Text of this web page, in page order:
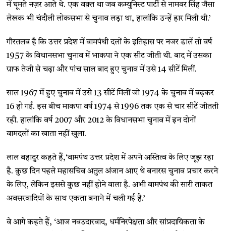
में घूमते नज़र आते थे. एक वक़्त था जब कम्युनिस्ट पार्टी से नामवर सिंह जैसा
लेखक भी चंदौली लोकसभा से चुनाव लड़ा था, हालांकि उन्हें हार मिली थी.’
गौरतलब है कि उत्तर प्रदेश में वामपंथी दलों के इतिहास पर नजर डालें तो वर्ष
1957 के विधानसभा चुनाव में भाकपा ने एक सीट जीती थी. बाद में उसका
ग्राफ तेजी से चढ़ा और पांच साल बाद हुए चुनाव में उसे 14 सीटें मिलीं.
साल 1967 में हुए चुनाव में उसे 13 सीटें मिलीं जो 1974 के चुनाव में बढ़कर
16 हो गईं. इस बीच माकपा वर्ष 1974 से 1996 तक एक से चार सीटें जीतती
रही. हालांकि वर्ष 2007 और 2012 के विधानसभा चुनाव में इन दोनों
वामदलों का खाता नहीं खुला.
लाल बहादुर कहते हैं,‘वामपंथ उत्तर प्रदेश में अपने अस्तित्व के लिए जूझ रहा
है. कुछ दिन पहले महासचिव अतुल अंजान आए थे बनारस चुनाव प्रचार करने
के लिए, लेकिन इससे कुछ नहीं होने वाला है. अभी वामपंथ की सारी ताकत
अवसरवादियों के साथ एकता बनाने में चली गई है.’
वे आगे कहते हैं, ‘आज नवउदारवाद, धर्मनिरपेक्षता और सांप्रदायिकता के